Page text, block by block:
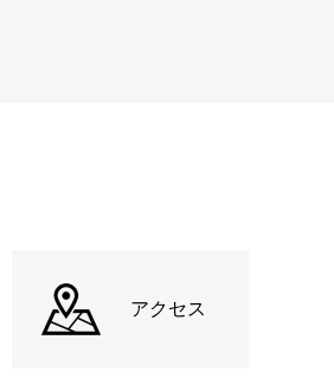
アクセス